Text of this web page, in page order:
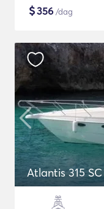
$356 /dag
Atlantis 315 SC